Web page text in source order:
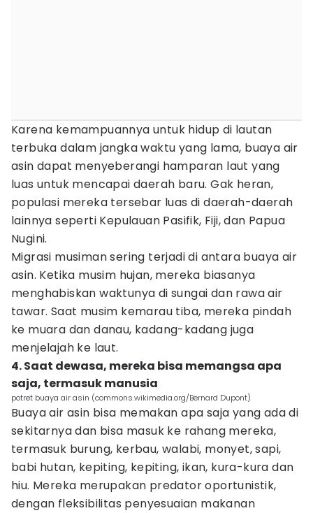
Karena kemampuannya untuk hidup di lautan
terbuka dalam jangka waktu yang lama, buaya air
asin dapat menyeberangi hamparan laut yang
luas untuk mencapai daerah baru. Gak heran,
populasi mereka tersebar luas di daerah-daerah
lainnya seperti Kepulauan Pasifik, Fiji, dan Papua
Nugini.
Migrasi musiman sering terjadi di antara buaya air
asin. Ketika musim hujan, mereka biasanya
menghabiskan waktunya di sungai dan rawa air
tawar. Saat musim kemarau tiba, mereka pindah
ke muara dan danau, kadang-kadang juga
menjelajah ke laut.
4. Saat dewasa, mereka bisa memangsa apa
saja, termasuk manusia
potret buaya air asin (commons.wikimedia.org/Bernard Dupont)
Buaya air asin bisa memakan apa saja yang ada di
sekitarnya dan bisa masuk ke rahang mereka,
termasuk burung, kerbau, walabi, monyet, sapi,
babi hutan, kepiting, kepiting, ikan, kura-kura dan
hiu. Mereka merupakan predator oportunistik,
dengan fleksibilitas penyesuaian makanan